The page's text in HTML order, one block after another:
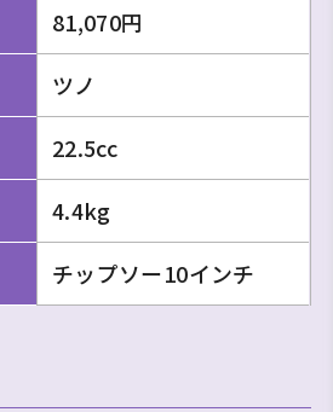
81,070円
ツノ
22.5cc
4.4kg
チップソー10インチ